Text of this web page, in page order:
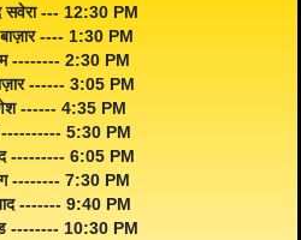
सवेरा --- 12:30 PM
---- 1:30 PM
-------- 2:30 PM
------ 3:05 PM
------ 4:35 PM
---------- 5:30 PM
--------- 6:05 PM
-------- 7:30 PM
------- 9:40 PM
-------- 10:30 PM